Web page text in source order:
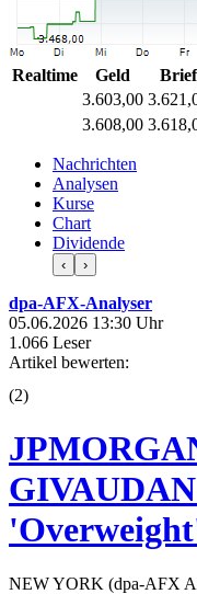
Realtime Geld Brief
3.603,00
3.608,00
Nachrichten
Analysen
Kurse
Chart
Dividende
‹ ›
dpa-AFX-Analyser
05.06.2026 13:30 Uhr
1.066 Leser
Artikel bewerten:
(2)
NEW YORK (dpa-AFX